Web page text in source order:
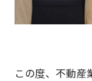
この度、不動産